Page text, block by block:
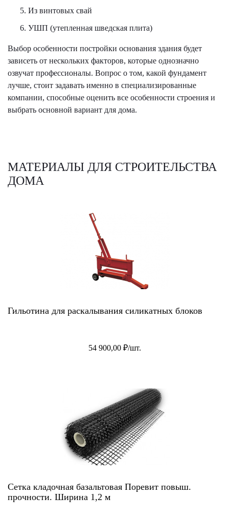
Из винтовых свай
УШП (утепленная шведская плита)
Выбор особенности постройки основания здания будет
зависеть от нескольких факторов, которые однозначно
озвучат профессионалы. Вопрос о том, какой фундамент
лучше, стоит задавать именно в специализированные
компании, способные оценить все особенности строения и
выбрать основной вариант для дома.
МАТЕРИАЛЫ ДЛЯ СТРОИТЕЛЬСТВА
ДОМА
Гильотина для раскалывания силикатных блоков
54 900,00 ₽/шт.
Сетка кладочная базальтовая Поревит повыш.
прочности. Ширина 1,2 м